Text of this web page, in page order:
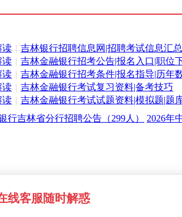
读 | 吉林银行招聘信息网|招聘考试信息汇
读 | 吉林金融银行招考公告|报名入口|职位
读 | 吉林金融银行招考条件|报名指导|历年
读 | 吉林金融银行考试复习资料|备考技巧
读 | 吉林金融银行考试试题资料|模拟题|题
行吉林省分行招聘公告（299人）
2026年
线客服随时解惑